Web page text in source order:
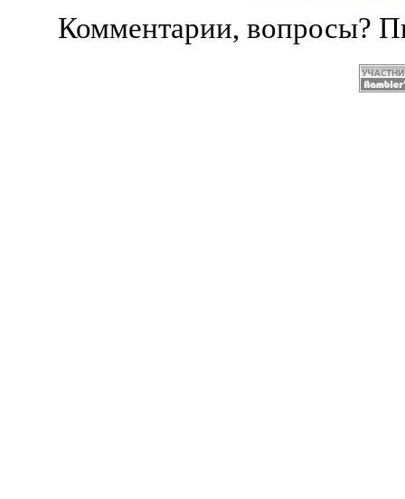
Комментарии, вопросы?